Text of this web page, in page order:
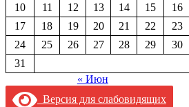
10
11 12 13 14 15
16
17
18 19 20 21 22
23
24
25 26 27 28 29
30
31
« Июн
Версия для слабовидящих